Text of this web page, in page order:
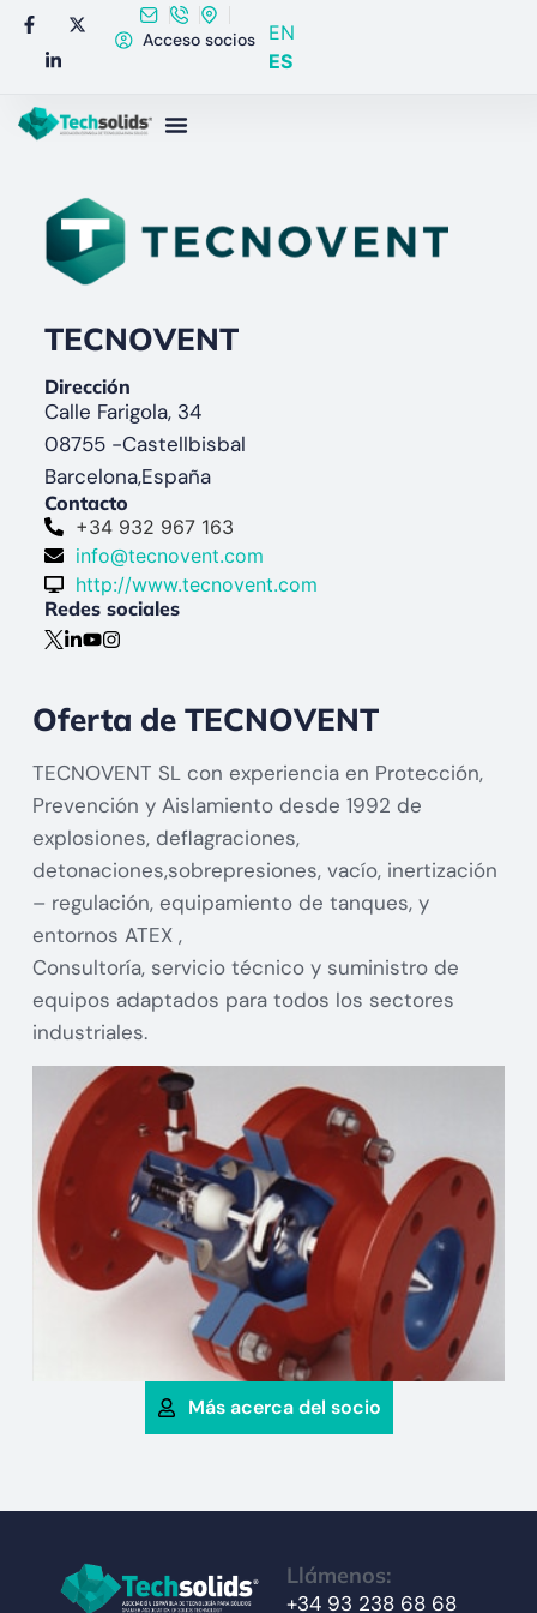
Acceso socios
EN
ES
TECNOVENT
Dirección
Calle Farigola, 34
08755 -Castellbisbal
Barcelona,España
Contacto
+34 932 967 163
info@tecnovent.com
http://www.tecnovent.com
Redes sociales
Oferta de TECNOVENT
TECNOVENT SL con experiencia en Protección,
Prevención y Aislamiento desde 1992 de
explosiones, deflagraciones,
detonaciones,sobrepresiones, vacío, inertización
– regulación, equipamiento de tanques, y
entornos ATEX ,
Consultoría, servicio técnico y suministro de
equipos adaptados para todos los sectores
industriales.
Más acerca del socio
Llámenos:
+34 93 238 68 68